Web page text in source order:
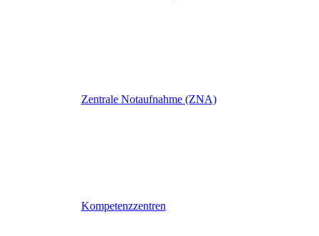
Zentrale Notaufnahme (ZNA)
Kompetenzzentren